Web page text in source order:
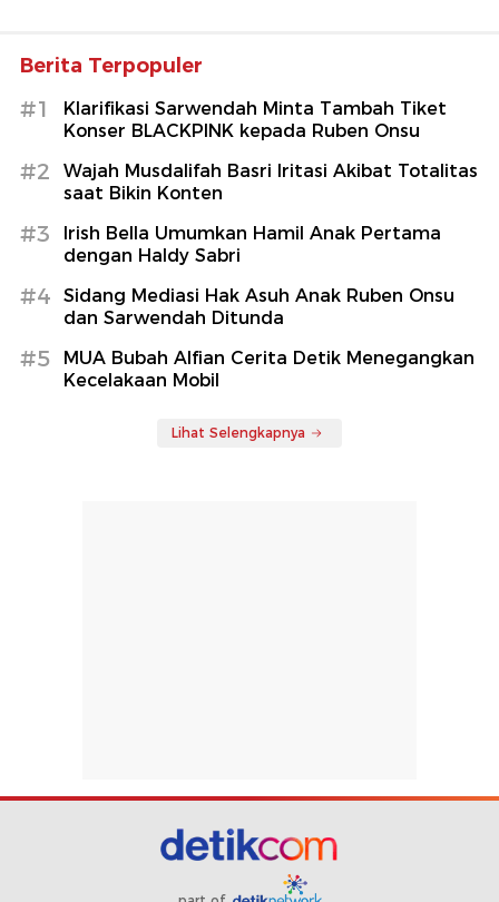
Berita Terpopuler
#1
Klarifikasi Sarwendah Minta Tambah Tiket
Konser BLACKPINK kepada Ruben Onsu
#2
Wajah Musdalifah Basri Iritasi Akibat Totalitas
saat Bikin Konten
#3
Irish Bella Umumkan Hamil Anak Pertama
dengan Haldy Sabri
#4
Sidang Mediasi Hak Asuh Anak Ruben Onsu
dan Sarwendah Ditunda
#5
MUA Bubah Alfian Cerita Detik Menegangkan
Kecelakaan Mobil
Lihat Selengkapnya